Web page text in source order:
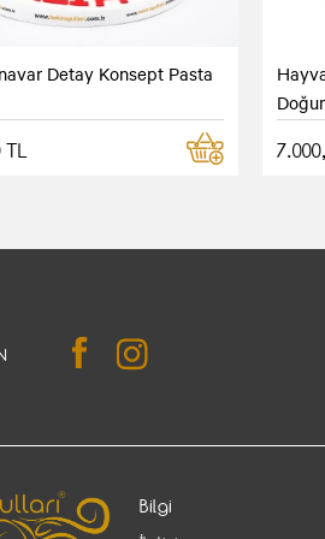
Detay Konsept Pasta
TL
Bilgi